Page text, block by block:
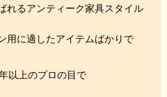
れるアンティーク家具スタイル
用に適したアイテムばかりで
以上のプロの目で